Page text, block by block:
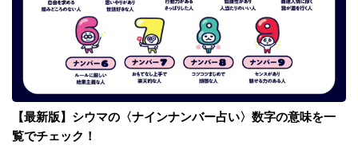
【最新版】シウマの〈ナインナンバー占い〉数字の意味を一
覧でチェック！